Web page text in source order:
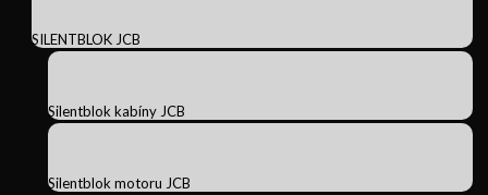
SILENTBLOK JCB
Silentblok kabíny JCB
Silentblok motoru JCB